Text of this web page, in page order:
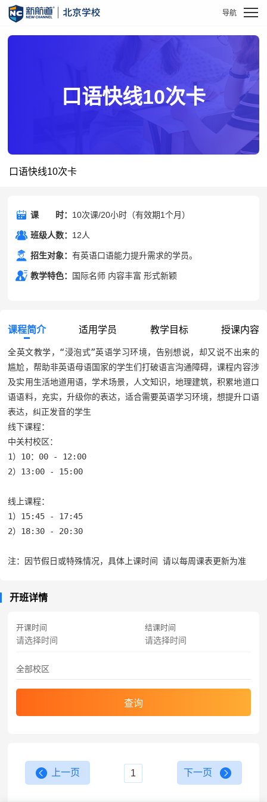
口语快线10次卡
口语快线10次卡
课 时： 10次课/20小时（有效期1个月）
班级人数： 12人
招生对象：有英语口语能力提升需求的学员。
教学特色： 国际名师 内容丰富 形式新颖
课程简介 适用学员 教学目标 授课内容
全英文教学，“浸泡式”英语学习环境，告别想说，却又说不出来的
尴尬，帮助非英语母语国家的学生们打破语言沟通障碍，课程内容涉
及实用生活地道用语，学术场景，人文知识，地理建筑，积累地道口
语语料，充实，升级你的表达，适合需要英语学习环境，想提升口语
表达，纠正发音的学生
线下课程：
中关村校区：
1）10：00 - 12:00
2）13:00 - 15:00
线上课程：
1）15:45 - 17:45
2）18:30 - 20:30
注：因节假日或特殊情况，具体上课时间 请以每周课表更新为准
开班详情
开课时间 结课时间
查询
上一页 1 下一页